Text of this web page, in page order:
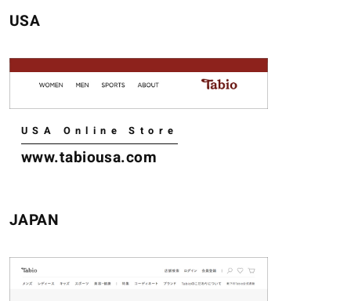
USA
USA Online Store
www.tabiousa.com
JAPAN